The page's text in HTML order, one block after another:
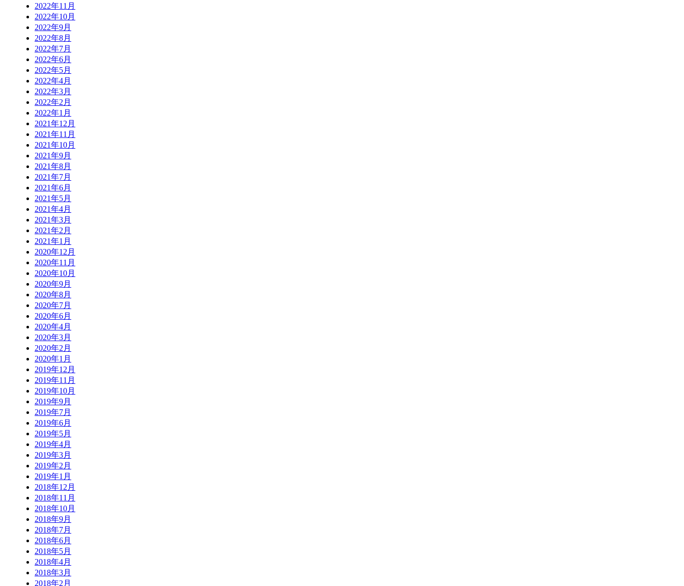
2022年11月
2022年10月
2022年9月
2022年8月
2022年7月
2022年6月
2022年5月
2022年4月
2022年3月
2022年2月
2022年1月
2021年12月
2021年11月
2021年10月
2021年9月
2021年8月
2021年7月
2021年6月
2021年5月
2021年4月
2021年3月
2021年2月
2021年1月
2020年12月
2020年11月
2020年10月
2020年9月
2020年8月
2020年7月
2020年6月
2020年4月
2020年3月
2020年2月
2020年1月
2019年12月
2019年11月
2019年10月
2019年9月
2019年7月
2019年6月
2019年5月
2019年4月
2019年3月
2019年2月
2019年1月
2018年12月
2018年11月
2018年10月
2018年9月
2018年7月
2018年6月
2018年5月
2018年4月
2018年3月
2018年2月